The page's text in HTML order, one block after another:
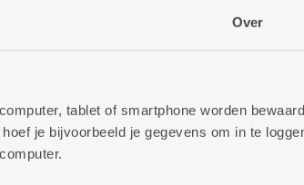
Over
tablet of smartphone worden
je bijvoorbeeld je gegevens om in te